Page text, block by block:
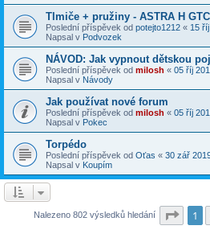
Tlmiče + pružiny - ASTRA H GTC
Poslední příspěvek od potejto1212 « 15
Napsal v Podvozek
NÁVOD: Jak vypnout dětskou
Poslední příspěvek od milosh « 05 říj
Napsal v Návody
Jak používat nové forum
Poslední příspěvek od milosh « 05 říj
Napsal v Pokec
Torpédo
Poslední příspěvek od Oťas « 30 zář
Napsal v Koupím
Nalezeno 802 výsledků hledání 1